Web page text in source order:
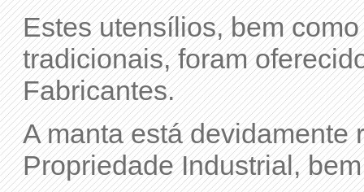
Estes utensílios, bem
tradicionais, foram
Fabricantes.
A manta está devidamente
Propriedade Industrial,